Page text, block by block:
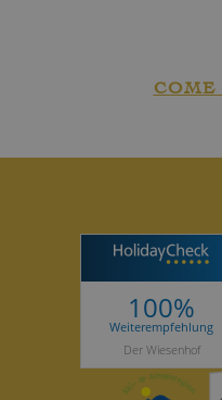
100%
Weiterempfehlung
Der Wiesenhof